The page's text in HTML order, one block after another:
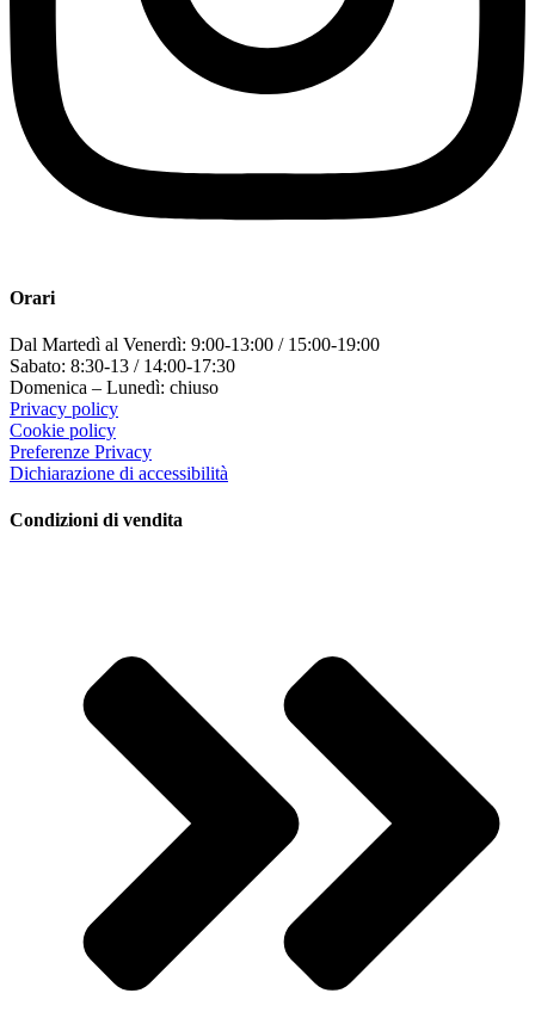
Orari
Dal Martedì al Venerdì: 9:00-13:00 / 15:00-19:00
Sabato: 8:30-13 / 14:00-17:30
Domenica – Lunedì: chiuso
Privacy policy
Cookie policy
Preferenze Privacy
Dichiarazione di accessibilità
Condizioni di vendita